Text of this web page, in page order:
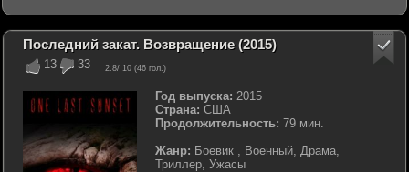
13 33 2.8/ 10 (46 гол.)
Последний закат. Возвращение (2015)
Год выпуска: 2015
Страна: США
Продолжительность: 79 мин.
Жанр: Боевик , Военный, Драма,
Триллер, Ужасы